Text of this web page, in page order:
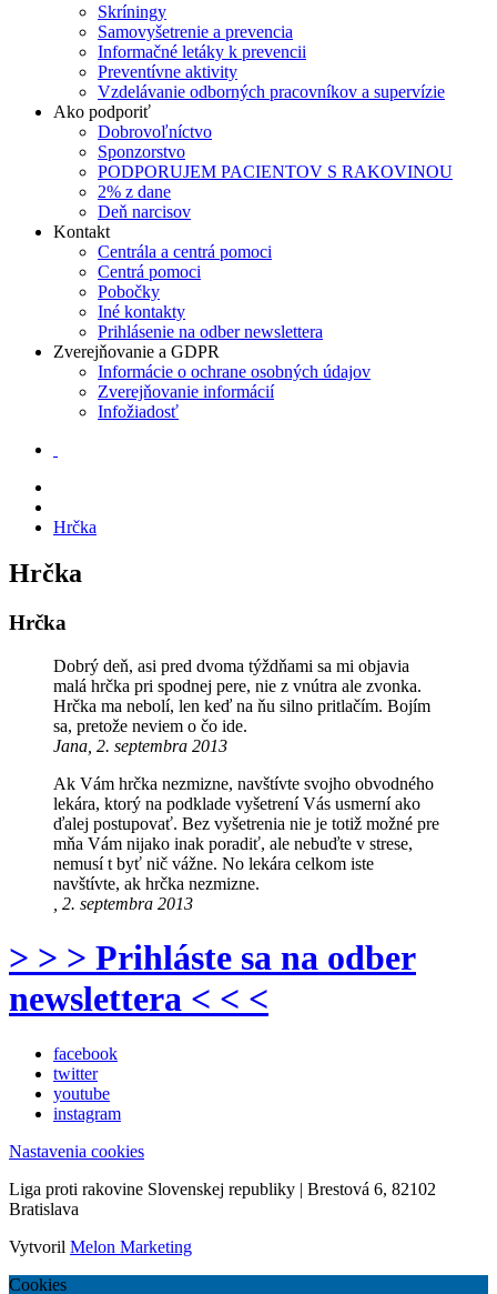
Skríningy
Samovyšetrenie a prevencia
Informačné letáky k prevencii
Preventívne aktivity
Vzdelávanie odborných pracovníkov a supervízie
Ako podporiť
Dobrovoľníctvo
Sponzorstvo
PODPORUJEM PACIENTOV S RAKOVINOU
2% z dane
Deň narcisov
Kontakt
Centrála a centrá pomoci
Centrá pomoci
Pobočky
Iné kontakty
Prihlásenie na odber newslettera
Zverejňovanie a GDPR
Informácie o ochrane osobných údajov
Zverejňovanie informácií
Infožiadosť
Hrčka
Hrčka
Hrčka
Dobrý deň, asi pred dvoma týždňami sa mi objavia
malá hrčka pri spodnej pere, nie z vnútra ale zvonka.
Hrčka ma nebolí, len keď na ňu silno pritlačím. Bojím
sa, pretože neviem o čo ide.
Jana, 2. septembra 2013
Ak Vám hrčka nezmizne, navštívte svojho obvodného
lekára, ktorý na podklade vyšetrení Vás usmerní ako
ďalej postupovať. Bez vyšetrenia nie je totiž možné pre
mňa Vám nijako inak poradiť, ale nebuďte v strese,
nemusí t byť nič vážne. No lekára celkom iste
navštívte, ak hrčka nezmizne.
, 2. septembra 2013
> > > Prihláste sa na odber
newslettera < < <
facebook
twitter
youtube
instagram
Nastavenia cookies
Liga proti rakovine Slovenskej republiky | Brestová 6, 82102
Bratislava
Vytvoril Melon Marketing
Cookies